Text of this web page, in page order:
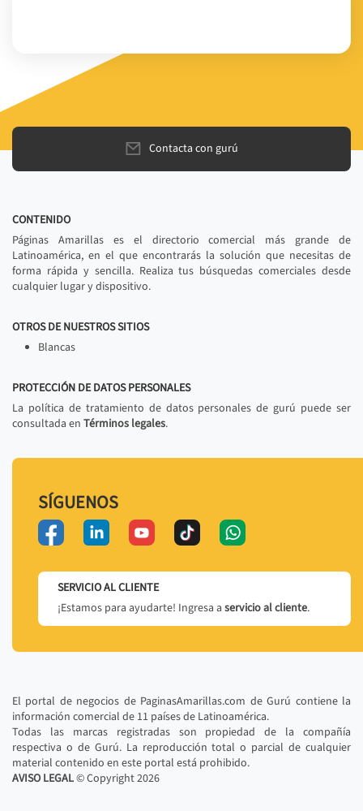
Contacta con gurú
CONTENIDO
Páginas Amarillas es el directorio comercial más grande de
Latinoamérica, en el que encontrarás la solución que necesitas de
forma rápida y sencilla. Realiza tus búsquedas comerciales desde
cualquier lugar y dispositivo.
OTROS DE NUESTROS SITIOS
Blancas
PROTECCIÓN DE DATOS PERSONALES
La política de tratamiento de datos personales de gurú puede ser
consultada en Términos legales.
SÍGUENOS
SERVICIO AL CLIENTE
¡Estamos para ayudarte! Ingresa a servicio al cliente.
El portal de negocios de PaginasAmarillas.com de Gurú contiene la
información comercial de 11 países de Latinoamérica.
Todas las marcas registradas son propiedad de la compañía
respectiva o de Gurú. La reproducción total o parcial de cualquier
material contenido en este portal está prohibido.
AVISO LEGAL© Copyright2026